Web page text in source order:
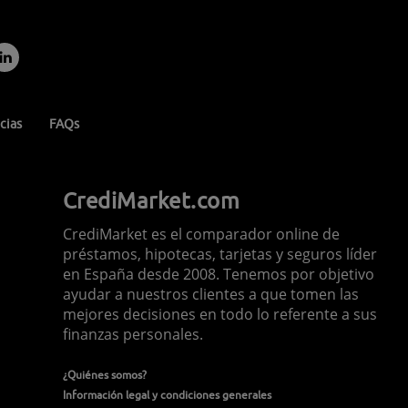
FAQs
CrediMarket.com
CrediMarket es el comparador online de
préstamos, hipotecas, tarjetas y seguros líder
en España desde 2008. Tenemos por objetivo
ayudar a nuestros clientes a que tomen las
mejores decisiones en todo lo referente a sus
finanzas personales.
¿Quiénes somos?
Información legal y condiciones generales